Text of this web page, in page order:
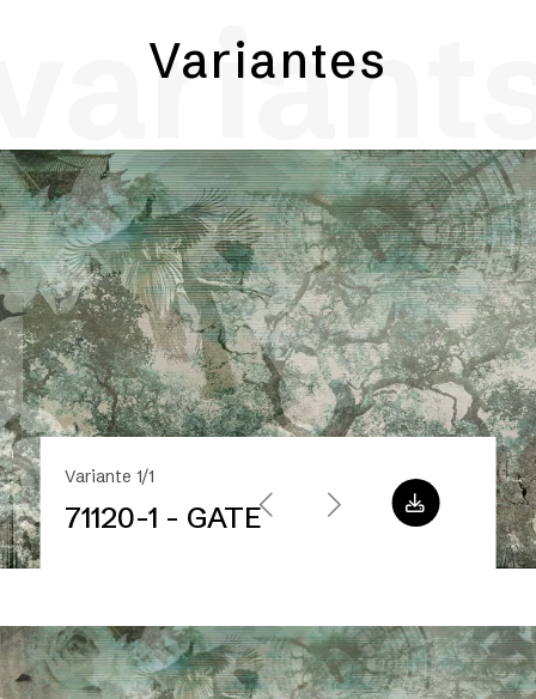
Variantes
Variante 1/1
71120-1 - GATE